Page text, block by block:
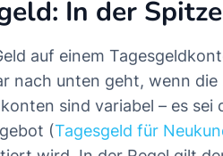
In der
auf einem
nach unten geht, wenn die
sind variabel – es
(Tagesgeld für